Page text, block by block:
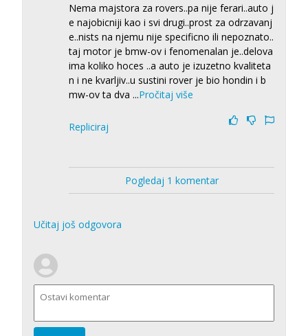
Nema majstora za rovers..pa nije ferari..auto j
e najobicniji kao i svi drugi..prost za odrzavanj
e..nists na njemu nije specificno ili nepoznato..
taj motor je bmw-ov i fenomenalan je..delova
ima koliko hoces ..a auto je izuzetno kvaliteta
n i ne kvarljiv..u sustini rover je bio hondin i b
mw-ov ta dva ...Pročitaj više
Repliciraj
Pogledaj 1 komentar
Učitaj još odgovora